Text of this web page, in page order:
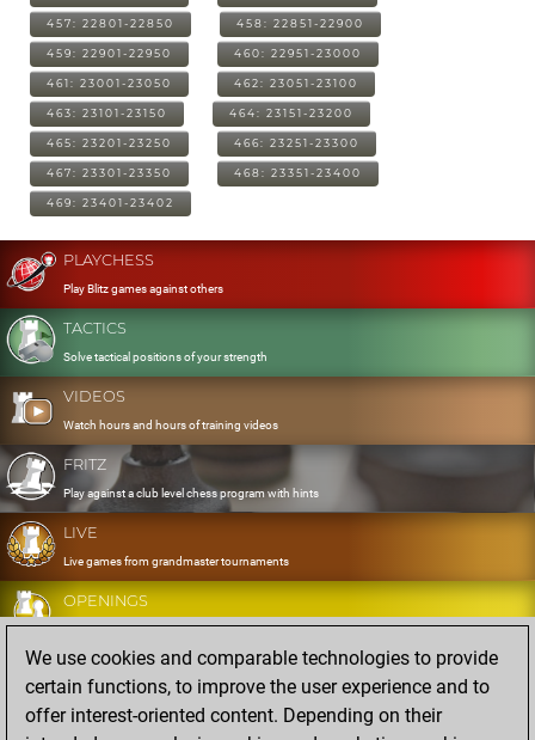
457: 22801-22850 458: 22851-22900
459: 22901-22950 460: 22951-23000
461: 23001-23050 462: 23051-23100
463: 23101-23150 464: 23151-23200
465: 23201-23250 466: 23251-23300
467: 23301-23350 468: 23351-23400
469: 23401-23402
PLAYCHESS
Play Blitz games against others
TACTICS
Solve tactical positions of your strength
VIDEOS
Watch hours and hours of training videos
FRITZ
Play against a club level chess program with hints
LIVE
Live games from grandmaster tournaments
OPENINGS
Develop and exercise your openings
DATABASE
Eight million strong games
We use cookies and comparable technologies to provide
certain functions, to improve the user experience and to
offer interest-oriented content. Depending on their